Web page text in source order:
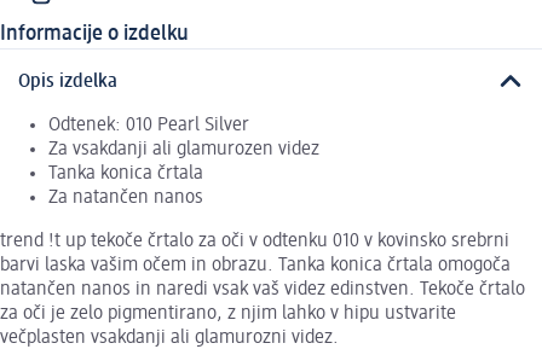
Informacije o izdelku
Opis izdelka
Odtenek: 010 Pearl Silver
Za vsakdanji ali glamurozen videz
Tanka konica črtala
Za natančen nanos
trend !t up tekoče črtalo za oči v odtenku 010 v kovinsko srebrni
barvi laska vašim očem in obrazu. Tanka konica črtala omogoča
natančen nanos in naredi vsak vaš videz edinstven. Tekoče črtalo
za oči je zelo pigmentirano, z njim lahko v hipu ustvarite
večplasten vsakdanji ali glamurozni videz.